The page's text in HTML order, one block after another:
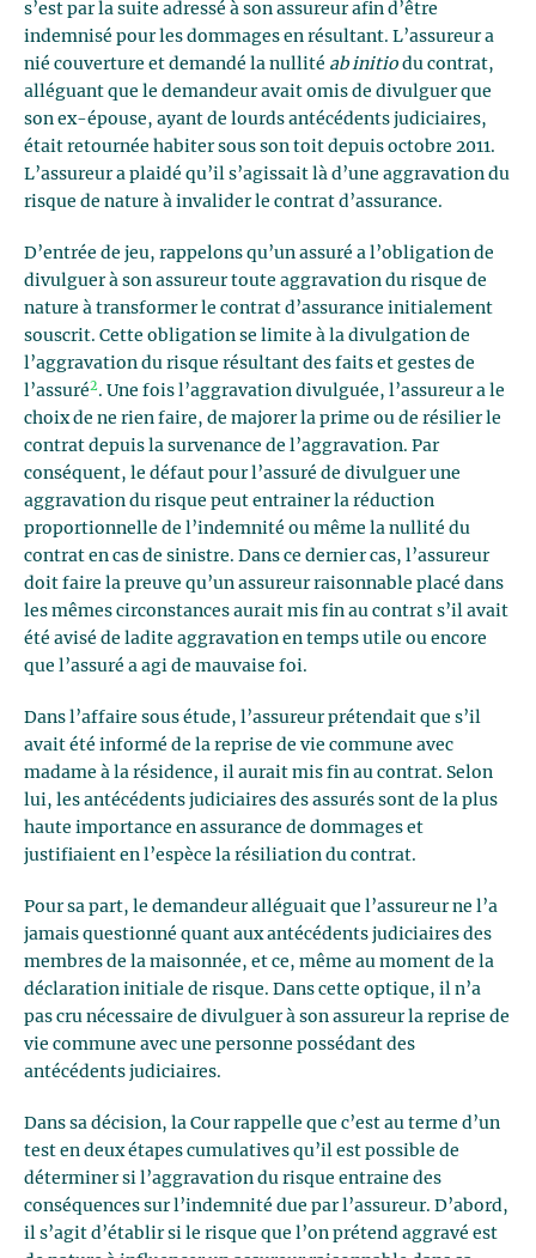
s’est par la suite adressé à son assureur afin d’être
indemnisé pour les dommages en résultant. L’assureur a
nié couverture et demandé la nullité ab initio du contrat,
alléguant que le demandeur avait omis de divulguer que
son ex-épouse, ayant de lourds antécédents judiciaires,
était retournée habiter sous son toit depuis octobre 2011.
L’assureur a plaidé qu’il s’agissait là d’une aggravation du
risque de nature à invalider le contrat d’assurance.
D’entrée de jeu, rappelons qu’un assuré a l’obligation de
divulguer à son assureur toute aggravation du risque de
nature à transformer le contrat d’assurance initialement
souscrit. Cette obligation se limite à la divulgation de
l’aggravation du risque résultant des faits et gestes de
l’assuré2. Une fois l’aggravation divulguée, l’assureur a le
choix de ne rien faire, de majorer la prime ou de résilier le
contrat depuis la survenance de l’aggravation. Par
conséquent, le défaut pour l’assuré de divulguer une
aggravation du risque peut entrainer la réduction
proportionnelle de l’indemnité ou même la nullité du
contrat en cas de sinistre. Dans ce dernier cas, l’assureur
doit faire la preuve qu’un assureur raisonnable placé dans
les mêmes circonstances aurait mis fin au contrat s’il avait
été avisé de ladite aggravation en temps utile ou encore
que l’assuré a agi de mauvaise foi.
Dans l’affaire sous étude, l’assureur prétendait que s’il
avait été informé de la reprise de vie commune avec
madame à la résidence, il aurait mis fin au contrat. Selon
lui, les antécédents judiciaires des assurés sont de la plus
haute importance en assurance de dommages et
justifiaient en l’espèce la résiliation du contrat.
Pour sa part, le demandeur alléguait que l’assureur ne l’a
jamais questionné quant aux antécédents judiciaires des
membres de la maisonnée, et ce, même au moment de la
déclaration initiale de risque. Dans cette optique, il n’a
pas cru nécessaire de divulguer à son assureur la reprise de
vie commune avec une personne possédant des
antécédents judiciaires.
Dans sa décision, la Cour rappelle que c’est au terme d’un
test en deux étapes cumulatives qu’il est possible de
déterminer si l’aggravation du risque entraine des
conséquences sur l’indemnité due par l’assureur. D’abord,
il s’agit d’établir si le risque que l’on prétend aggravé est